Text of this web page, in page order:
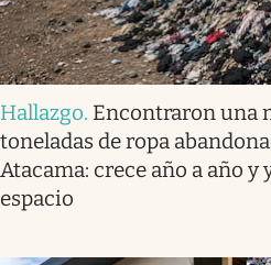
Hallazgo. Encontraron una
toneladas de ropa
Atacama: crece año a año y
espacio